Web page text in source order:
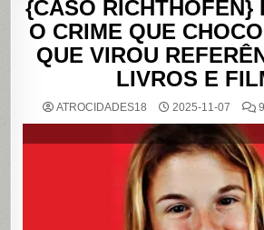
{CASO RICHTHOFEN}
O CRIME QUE
QUE VIROU
LIVROS E
ATROCIDADES18 2025-11-07